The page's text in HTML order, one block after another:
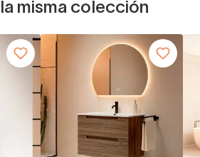
misma colección